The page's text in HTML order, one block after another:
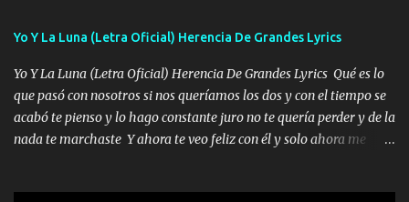
viento a su hijo y aunque ahora ya este con Dios el destino así lo
seguiré esperando hasta volvernos a vernos El recuerdo que yo
tengo de mi mente no se va, en mi corazón me llevo lo mismo que
tu papá, a veces me pongo triste porque no puedo mirarte, mas se
que tu me escuchas porque tu eres mi gran ángel, El desespero me
Yo Y La Luna (Letra Oficial) Herencia De Grandes Lyrics
Yo Y La Luna (Letra Oficial) Herencia De Grandes Lyrics Qué es lo
que pasó con nosotros si nos queríamos los dos y con el tiempo se
acabó te pienso y lo hago constante juro no te quería perder y de la
nada te marchaste Y ahora te veo feliz con él y solo ahora me